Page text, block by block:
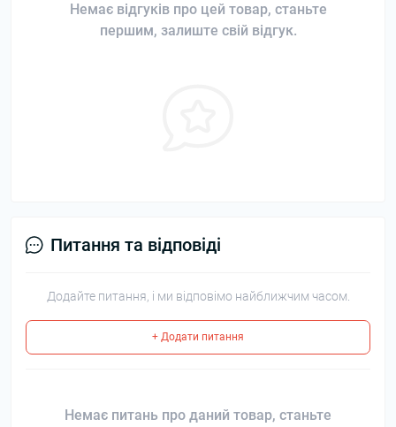
Немає відгуків про цей товар, станьте
першим, залиште свій відгук.
Питання та відповіді
Додайте питання, і ми відповімо найближчим часом.
+ Додати питання
Немає питань про даний товар, станьте